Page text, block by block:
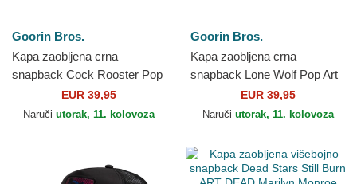
Goorin Bros.
Kapa zaobljena crna
snapback Cock Rooster Pop
Art 2 The Farm Goorin Bros.
EUR 39,95
Naruči utorak, 11. kolovoza
Goorin Bros.
Kapa zaobljena crna
snapback Lone Wolf Pop Art
2 The Farm Goorin Bros.
EUR 39,95
Naruči utorak, 11. kolovoza